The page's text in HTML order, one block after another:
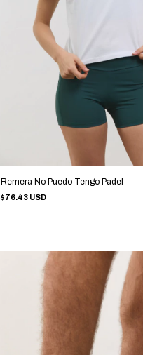
Remera No Puedo Tengo Padel
$76.43 USD